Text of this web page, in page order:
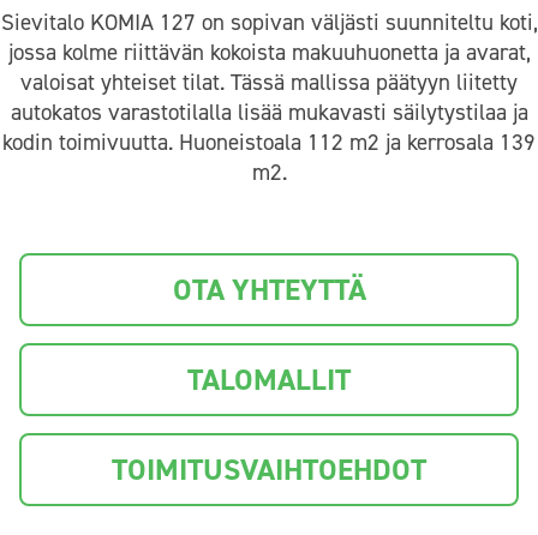
Sievitalo KOMIA 127 on sopivan väljästi suunniteltu koti,
jossa kolme riittävän kokoista makuuhuonetta ja avarat,
valoisat yhteiset tilat. Tässä mallissa päätyyn liitetty
autokatos varastotilalla lisää mukavasti säilytystilaa ja
kodin toimivuutta. Huoneistoala 112 m2 ja kerrosala 139
m2.
OTA YHTEYTTÄ
TALOMALLIT
TOIMITUSVAIHTOEHDOT